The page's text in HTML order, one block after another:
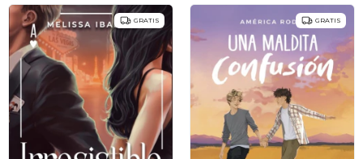
GRATIS GRATIS